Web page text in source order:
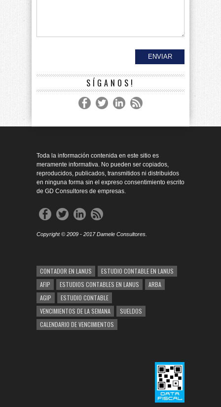
SÍGANOS!
Toda la información contenida en este sitio es
meramente informativa. No pueden ser copiados,
reproducidos, publicados, transmitidos ni distribuidos
en ninguna forma sin el expreso consentimiento escrito
de GD Consultores de empresas.
Copyright © 2009 - 2017 Damele Consultores.
CONTADOR EN LANUS
ESTUDIO CONTABLE EN LANUS
AFIP
ESTUDIOS CONTABLES EN LANUS
ARBA
AGIP
ESTUDIO CONTABLE
VENCIMIENTOS DE LA SEMANA
SUELDOS
CALENDARIO DE VENCIMIENTOS